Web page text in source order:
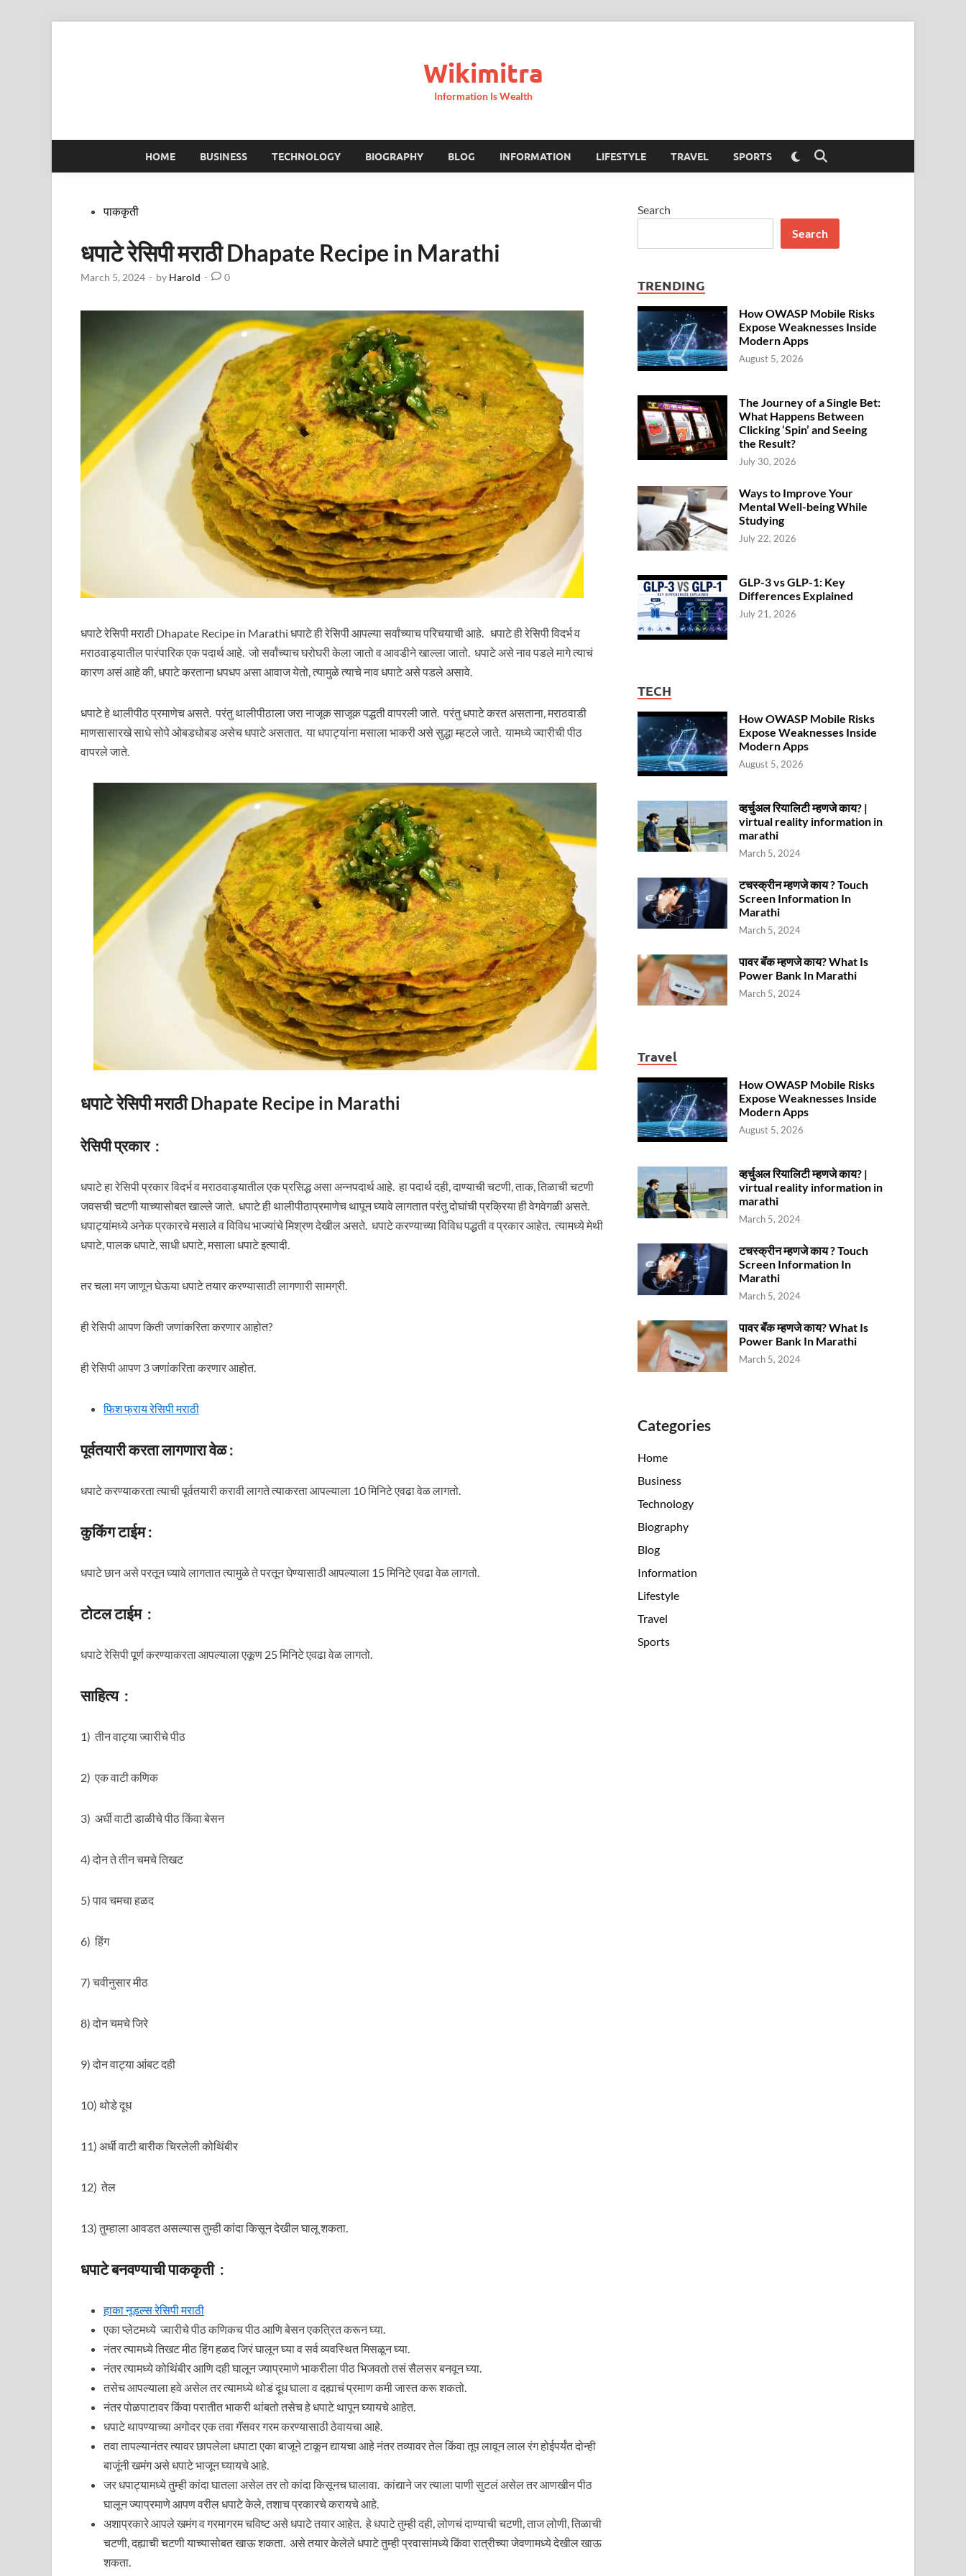
Wikimitra
Information Is Wealth
HOME BUSINESS TECHNOLOGY BIOGRAPHY BLOG INFORMATION LIFESTYLE TRAVEL SPORTS Switch
to
Open
Search
Postedपाककृती
धपाटे रेसिपी मराठी Dhapate Recipe in Marathi
March 5, 2024 - by Harold - 0
धपाटे रेसिपी मराठी Dhapate Recipe in Marathi धपाटे ही रेसिपी आपल्या सर्वांच्याच परिचयाची आहे. धपाटे ही रेसिपी विदर्भ व
मराठवाड्यातील पारंपारिक एक पदार्थ आहे. जो सर्वांच्याच घरोघरी केला जातो व आवडीने खाल्ला जातो. धपाटे असे नाव पडले मागे त्याचं
कारण असं आहे की, धपाटे करताना धपधप असा आवाज येतो, त्यामुळे त्याचे नाव धपाटे असे पडले असावे.
धपाटे हे थालीपीठ प्रमाणेच असते. परंतु थालीपीठाला जरा नाजूक साजूक पद्धती वापरली जाते. परंतु धपाटे करत असताना, मराठवाडी
माणसासारखे साधे सोपे ओबडधोबड असेच धपाटे असतात. या धपाट्यांना मसाला भाकरी असे सुद्धा म्हटले जाते. यामध्ये ज्वारीची पीठ
वापरले जाते.
धपाटे रेसिपी मराठी Dhapate Recipe in Marathi
रेसिपी प्रकार :
धपाटे हा रेसिपी प्रकार विदर्भ व मराठवाड्यातील एक प्रसिद्ध असा अन्नपदार्थ आहे. हा पदार्थ दही, दाण्याची चटणी, ताक, तिळाची चटणी
जवसची चटणी याच्यासोबत खाल्ले जाते. धपाटे ही थालीपीठाप्रमाणेच थापून घ्यावे लागतात परंतु दोघांची प्रक्रिया ही वेगवेगळी असते.
धपाट्यांमध्ये अनेक प्रकारचे मसाले व विविध भाज्यांचे मिश्रण देखील असते. धपाटे करण्याच्या विविध पद्धती व प्रकार आहेत. त्यामध्ये मेथी
धपाटे, पालक धपाटे, साधी धपाटे, मसाला धपाटे इत्यादी.
तर चला मग जाणून घेऊया धपाटे तयार करण्यासाठी लागणारी सामग्री.
ही रेसिपी आपण किती जणांकरिता करणार आहोत?
ही रेसिपी आपण 3 जणांंकरिता करणार आहोत.
फिश फ्राय रेसिपी मराठी
पूर्वतयारी करता लागणारा वेळ :
धपाटे करण्याकरता त्याची पूर्वतयारी करावी लागते त्याकरता आपल्याला 10 मिनिटे एवढा वेळ लागतो.
कुकिंग टाईम :
धपाटे छान असे परतून घ्यावे लागतात त्यामुळे ते परतून घेण्यासाठी आपल्याला 15 मिनिटे एवढा वेळ लागतो.
टोटल टाईम :
धपाटे रेसिपी पूर्ण करण्याकरता आपल्याला एकूण 25 मिनिटे एवढा वेळ लागतो.
साहित्य :
1) तीन वाट्या ज्वारीचे पीठ
2) एक वाटी कणिक
3) अर्धी वाटी डाळीचे पीठ किंवा बेसन
4) दोन ते तीन चमचे तिखट
5) पाव चमचा हळद
6) हिंग
7) चवीनुसार मीठ
8) दोन चमचे जिरे
9) दोन वाट्या आंबट दही
10) थोडे दूध
11) अर्धी वाटी बारीक चिरलेली कोथिंबीर
12) तेल
13) तुम्हाला आवडत असल्यास तुम्ही कांदा किसून देखील घालू शकता.
धपाटे बनवण्याची पाककृती :
हाका नूडल्स रेसिपी मराठी
एका प्लेटमध्ये ज्वारीचे पीठ कणिकच पीठ आणि बेसन एकत्रित करून घ्या.
नंतर त्यामध्ये तिखट मीठ हिंग हळद जिरं घालून घ्या व सर्व व्यवस्थित मिसळून घ्या.
नंतर त्यामध्ये कोथिंबीर आणि दही घालून ज्याप्रमाणे भाकरीला पीठ भिजवतो तसं सैलसर बनवून घ्या.
तसेच आपल्याला हवे असेल तर त्यामध्ये थोडं दूध घाला व दह्याचं प्रमाण कमी जास्त करू शकतो.
नंतर पोळपाटावर किंवा परातीत भाकरी थांबतो तसेच हे धपाटे थापून घ्यायचे आहेत.
धपाटे थापण्याच्या अगोदर एक तवा गॅसवर गरम करण्यासाठी ठेवायचा आहे.
तवा तापल्यानंतर त्यावर छापलेला धपाटा एका बाजूने टाकून द्यायचा आहे नंतर तव्यावर तेल किंवा तूप लावून लाल रंग होईपर्यंत दोन्ही
बाजूंनी खमंग असे धपाटे भाजून घ्यायचे आहे.
जर धपाट्यामध्ये तुम्ही कांदा घातला असेल तर तो कांदा किसूनच घालावा. कांद्याने जर त्याला पाणी सुटलं असेल तर आणखीन पीठ
घालून ज्याप्रमाणे आपण वरील धपाटे केले, तशाच प्रकारचे करायचे आहे.
अशाप्रकारे आपले खमंग व गरमागरम चविष्ट असे धपाटे तयार आहेत. हे धपाटे तुम्ही दही, लोणचं दाण्याची चटणी, ताज लोणी, तिळाची
चटणी, दह्याची चटणी याच्यासोबत खाऊ शकता. असे तयार केलेले धपाटे तुम्ही प्रवासांमध्ये किंवा रात्रीच्या जेवणामध्ये देखील खाऊ
शकता.
Search
Search
TRENDING
How OWASP Mobile Risks
Expose Weaknesses Inside
Modern Apps
August 5, 2026
The Journey of a Single Bet:
What Happens Between
Clicking ‘Spin’ and Seeing
the Result?
July 30, 2026
Ways to Improve Your
Mental Well-being While
Studying
July 22, 2026
GLP-3 vs GLP-1: Key
Differences Explained
July 21, 2026
TECH
How OWASP Mobile Risks
Expose Weaknesses Inside
Modern Apps
August 5, 2026
व्हर्चुअल रियालिटी म्हणजे काय? |
virtual reality information in
marathi
March 5, 2024
टचस्क्रीन म्हणजे काय ? Touch
Screen Information In
Marathi
March 5, 2024
पावर बॅंक म्हणजे काय? What Is
Power Bank In Marathi
March 5, 2024
Travel
How OWASP Mobile Risks
Expose Weaknesses Inside
Modern Apps
August 5, 2026
व्हर्चुअल रियालिटी म्हणजे काय? |
virtual reality information in
marathi
March 5, 2024
टचस्क्रीन म्हणजे काय ? Touch
Screen Information In
Marathi
March 5, 2024
पावर बॅंक म्हणजे काय? What Is
Power Bank In Marathi
March 5, 2024
Categories
Home
Business
Technology
Biography
Blog
Information
Lifestyle
Travel
Sports